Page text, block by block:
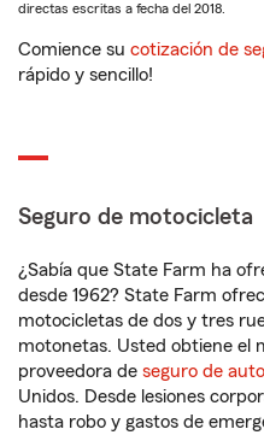
directas escritas a fecha del 2018.
Comience su cotización de
rápido y sencillo!
Seguro de motocicleta
¿Sabía que State Farm ha
desde 1962? State Farm
motocicletas de dos y tres
motonetas. Usted obtiene el
proveedora de seguro de auto
Unidos. Desde lesiones
hasta robo y gastos de